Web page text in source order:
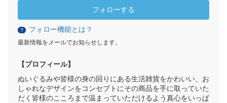
フォローする
？ フォロー機能とは？
最新情報をメールでお知らせします。
【プロフィール】
ぬいぐるみや皆様の身の回りにある生活雑貨をかわいい、お
しゃれなデザインをコンセプトにその商品を手に取っていた
だく皆様のこころまで温まっていただけるよう真心をいっぱ